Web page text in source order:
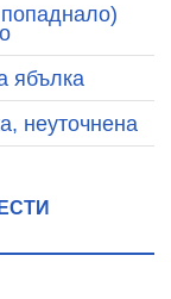
ябълка
неуточнена